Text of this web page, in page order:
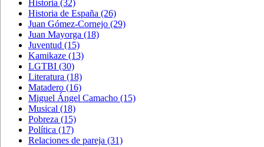
Historia (32)
Historia de España (26)
Juan Gómez-Cornejo (29)
Juan Mayorga (18)
Juventud (15)
Kamikaze (13)
LGTBI (30)
Literatura (18)
Matadero (16)
Miguel Ángel Camacho (15)
Musical (18)
Pobreza (15)
Política (17)
Relaciones de pareja (31)